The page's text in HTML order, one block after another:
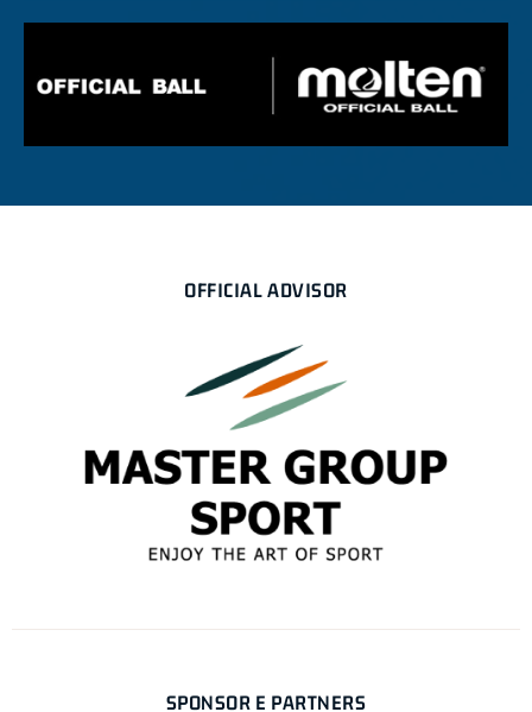
OFFICIAL ADVISOR
SPONSOR E PARTNERS